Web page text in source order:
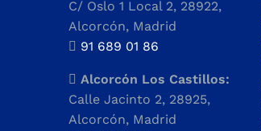
C/ Oslo 1 Local 2, 28922,
Alcorcón, Madrid
91 689 01 86
Alcorcón Los Castillos:
Calle Jacinto 2, 28925,
Alcorcón, Madrid